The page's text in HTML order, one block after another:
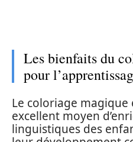
Les bienfaits du
pour
Le coloriage magique
excellent moyen
linguistiques des